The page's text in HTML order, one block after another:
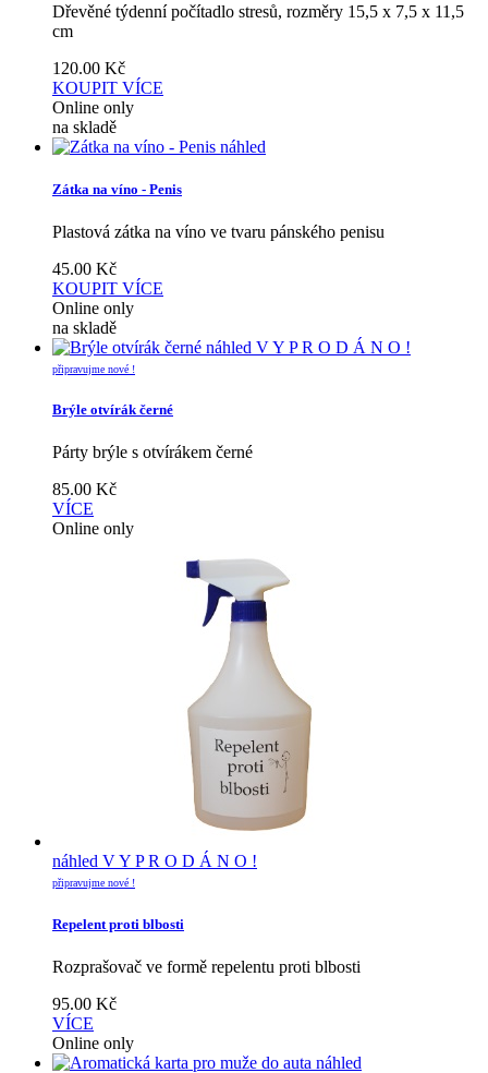
Dřevěné týdenní počítadlo stresů, rozměry 15,5 x 7,5 x 11,5
cm
120.00 Kč
KOUPIT VÍCE
Online only
na skladě
náhled
Zátka na víno - Penis
Plastová zátka na víno ve tvaru pánského penisu
45.00 Kč
KOUPIT VÍCE
Online only
na skladě
náhled V Y P R O D Á N O !
připravujme nové !
Brýle otvírák černé
Párty brýle s otvírákem černé
85.00 Kč
VÍCE
Online only
náhled V Y P R O D Á N O !
připravujme nové !
Repelent proti blbosti
Rozprašovač ve formě repelentu proti blbosti
95.00 Kč
VÍCE
Online only
náhled